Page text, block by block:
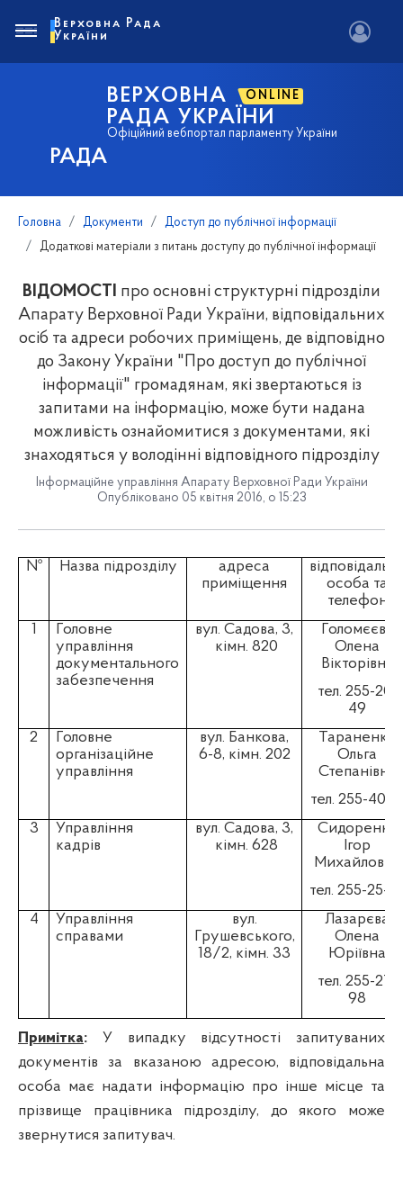
РАДА
ВЕРХОВНА ONLINE
РАДА УКРАЇНИ
Офіційний вебпортал парламенту України
Верховна Рада
України
Головна Документи
Доступ до публічної інформації
Додаткові матеріали з питань доступу до публічної інформації
ВІДОМОСТІ про основні структурні підрозділи
Апарату Верховної Ради України, відповідальних
осіб та адреси робочих приміщень, де відповідно
до Закону України "Про доступ до публічної
інформації" громадянам, які звертаються із
запитами на інформацію, може бути надана
можливість ознайомитися з документами, які
знаходяться у володінні відповідного підрозділу
Інформаційне управління Апарату Верховної Ради України
Опубліковано 05 квітня 2016, о 15:23
№ Назва підрозділу
адреса
приміщення
особа та
телефон
1
Головне
управління
документального
забезпечення
вул. Садова, 3,
кімн. 820
Голомєєва
Олена
Вікторівна
тел. 255-20-
49
2
Головне
організаційне
управління
вул. Банкова,
6-8, кімн. 202
Тараненко
Ольга
Степанівна
тел. 255-40-
3
Управління
кадрів
вул. Садова, 3,
кімн. 628
Сидоренко
Ігор
Михайлович
тел. 255-25-
4
Управління
справами
вул.
Грушевського,
18/2, кімн. 33
Лазарєва
Олена
Юріївна
тел. 255-27-
98
Примітка:
У випадку відсутності запитуваних
документів за вказаною адресою, відповідальна
особа має надати інформацію про інше місце та
прізвище працівника підрозділу, до якого може
звернутися запитувач.